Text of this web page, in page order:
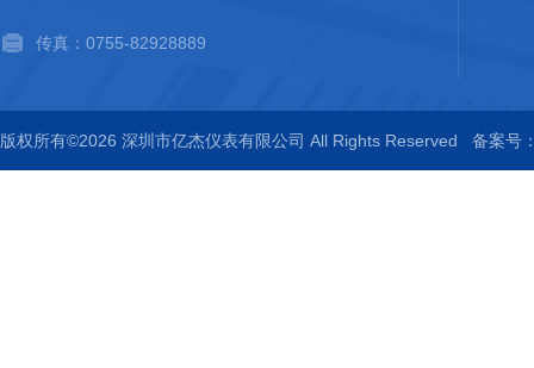
传真：0755-82928889
版权所有©2026 深圳市亿杰仪表有限公司 All Rights Reserved 备案号